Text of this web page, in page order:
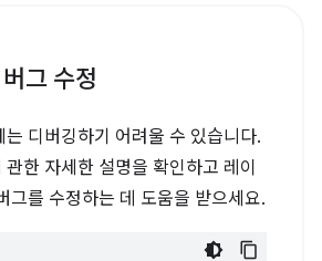
그 수정
디버깅하기 어려울 수 있습니다.
한 자세한 설명을 확인하고 레이
그를 수정하는 데 도움을 받으세요.